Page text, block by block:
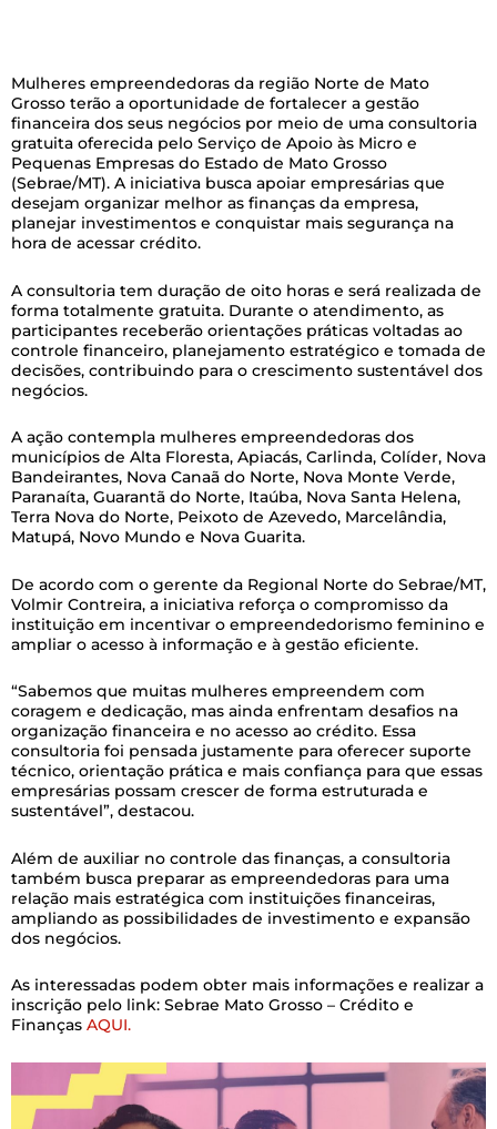
Mulheres empreendedoras da região Norte de Mato
Grosso terão a oportunidade de fortalecer a gestão
financeira dos seus negócios por meio de uma consultoria
gratuita oferecida pelo Serviço de Apoio às Micro e
Pequenas Empresas do Estado de Mato Grosso
(Sebrae/MT). A iniciativa busca apoiar empresárias que
desejam organizar melhor as finanças da empresa,
planejar investimentos e conquistar mais segurança na
hora de acessar crédito.
A consultoria tem duração de oito horas e será realizada de
forma totalmente gratuita. Durante o atendimento, as
participantes receberão orientações práticas voltadas ao
controle financeiro, planejamento estratégico e tomada de
decisões, contribuindo para o crescimento sustentável dos
negócios.
A ação contempla mulheres empreendedoras dos
municípios de Alta Floresta, Apiacás, Carlinda, Colíder, Nova
Bandeirantes, Nova Canaã do Norte, Nova Monte Verde,
Paranaíta, Guarantã do Norte, Itaúba, Nova Santa Helena,
Terra Nova do Norte, Peixoto de Azevedo, Marcelândia,
Matupá, Novo Mundo e Nova Guarita.
De acordo com o gerente da Regional Norte do Sebrae/MT,
Volmir Contreira, a iniciativa reforça o compromisso da
instituição em incentivar o empreendedorismo feminino e
ampliar o acesso à informação e à gestão eficiente.
“Sabemos que muitas mulheres empreendem com
coragem e dedicação, mas ainda enfrentam desafios na
organização financeira e no acesso ao crédito. Essa
consultoria foi pensada justamente para oferecer suporte
técnico, orientação prática e mais confiança para que essas
empresárias possam crescer de forma estruturada e
sustentável”, destacou.
Além de auxiliar no controle das finanças, a consultoria
também busca preparar as empreendedoras para uma
relação mais estratégica com instituições financeiras,
ampliando as possibilidades de investimento e expansão
dos negócios.
As interessadas podem obter mais informações e realizar a
inscrição pelo link: Sebrae Mato Grosso – Crédito e
Finanças AQUI.